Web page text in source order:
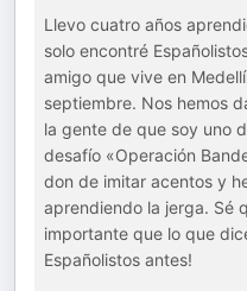
Llevo cuatro años
solo encontré
amigo que vive en
septiembre. Nos hemos
la gente de que soy uno
desafío «Operación
don de imitar acentos y
aprendiendo la jerga. Sé
importante que lo que
Españolistos antes!